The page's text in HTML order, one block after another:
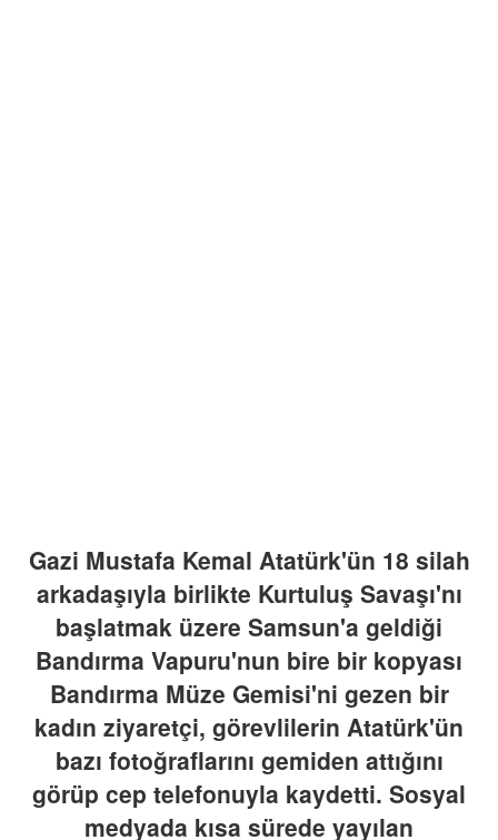
Gazi Mustafa Kemal Atatürk'ün 18 silah
arkadaşıyla birlikte Kurtuluş Savaşı'nı
başlatmak üzere Samsun'a geldiği
Bandırma Vapuru'nun bire bir kopyası
Bandırma Müze Gemisi'ni gezen bir
kadın ziyaretçi, görevlilerin Atatürk'ün
bazı fotoğraflarını gemiden attığını
görüp cep telefonuyla kaydetti. Sosyal
medyada kısa sürede yayılan